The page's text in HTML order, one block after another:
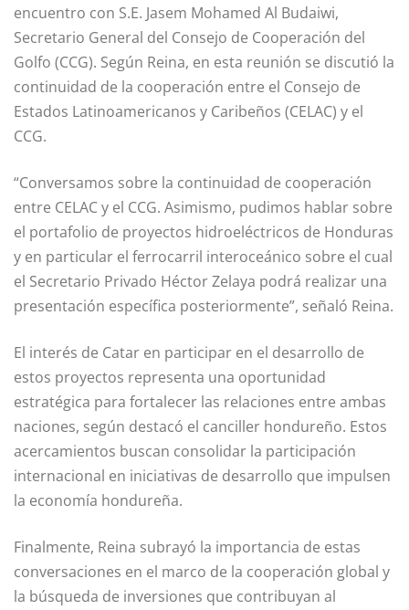
encuentro con S.E. Jasem Mohamed Al Budaiwi,
Secretario General del Consejo de Cooperación del
Golfo (CCG). Según Reina, en esta reunión se discutió la
continuidad de la cooperación entre el Consejo de
Estados Latinoamericanos y Caribeños (CELAC) y el
CCG.
“Conversamos sobre la continuidad de cooperación
entre CELAC y el CCG. Asimismo, pudimos hablar sobre
el portafolio de proyectos hidroeléctricos de Honduras
y en particular el ferrocarril interoceánico sobre el cual
el Secretario Privado Héctor Zelaya podrá realizar una
presentación específica posteriormente”, señaló Reina.
El interés de Catar en participar en el desarrollo de
estos proyectos representa una oportunidad
estratégica para fortalecer las relaciones entre ambas
naciones, según destacó el canciller hondureño. Estos
acercamientos buscan consolidar la participación
internacional en iniciativas de desarrollo que impulsen
la economía hondureña.
Finalmente, Reina subrayó la importancia de estas
conversaciones en el marco de la cooperación global y
la búsqueda de inversiones que contribuyan al